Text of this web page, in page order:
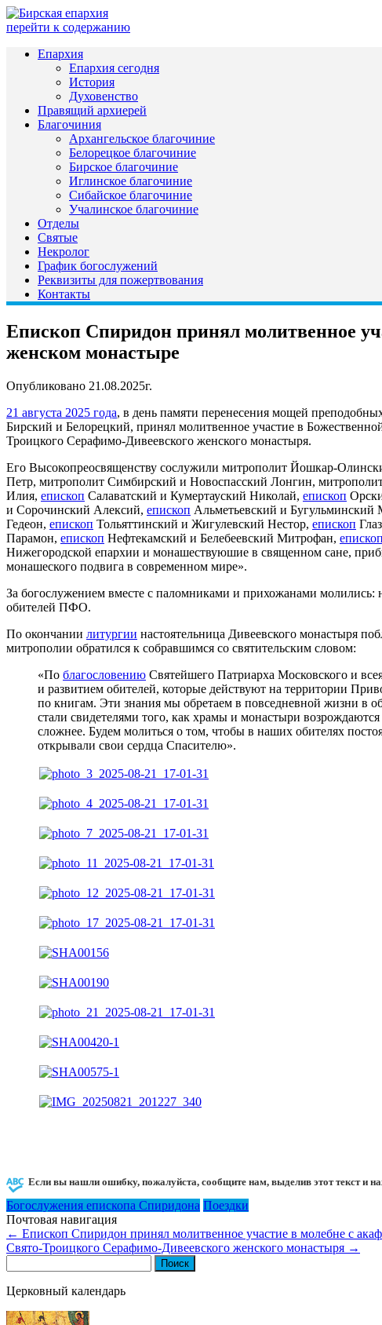
перейти к содержанию
Епархия
Епархия сегодня
История
Духовенство
Правящий архиерей
Благочиния
Архангельское благочиние
Белорецкое благочиние
Бирское благочиние
Иглинское благочиние
Сибайское благочиние
Учалинское благочиние
Отделы
Святые
Некролог
График богослужений
Реквизиты для пожертвования
Контакты
Епископ Спиридон принял молитвенное
женском монастыре
Опубликовано 21.08.2025г.
21 августа 2025 года, в день памяти перенесения мощей
Бирский и Белорецкий, принял молитвенное участие в
Троицкого Серафимо-Дивеевского женского монастыря.
Его Высокопреосвященству сослужили митрополит Йошкар-
Петр, митрополит Симбирский и Новоспасский Лонгин,
Илия, епископ Салаватский и Кумертауский Николай, епископ
и Сорочинский Алексий, епископ Альметьевский и
Гедеон, епископ Тольяттинский и Жигулевский Нестор, епископ
Парамон, епископ Нефтекамский и Белебеевский Митрофан, епископ
Нижегородской епархии и монашествуюшие в священном сане,
монашеского подвига в современном мире».
За богослужением вместе с паломниками и прихожанами
обителей ПФО.
По окончании литургии настоятельница Дивеевского монастыря
митрополии обратился к собравшимся со святительским словом:
«По благословению Святейшего Патриарха Московского и
и развитием обителей, которые действуют на территории
по книгам. Эти знания мы обретаем в повседневной жизни в
стали свидетелями того, как храмы и монастыри
сложнее. Будем молиться о том, чтобы в наших обителях
открывали свои сердца Спасителю».
Если вы нашли ошибку, пожалуйста, сообщите нам, выделив этот текст и
Богослужения епископа Спиридона Поездки
Почтовая навигация
← Епископ Спиридон принял молитвенное участие в молебне с
Свято-Троицкого Серафимо-Дивеевского женского монастыря →
Церковный календарь